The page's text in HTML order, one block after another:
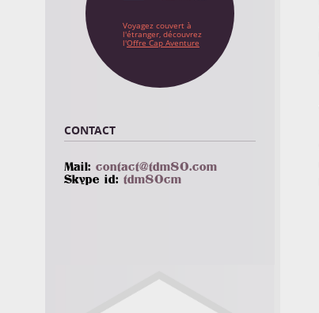
Voyagez couvert à
l'étranger, découvrez
l'Offre Cap Aventure
CONTACT
Mail: moc.08mdt@tcatnoc
Skype id: tdm80cm